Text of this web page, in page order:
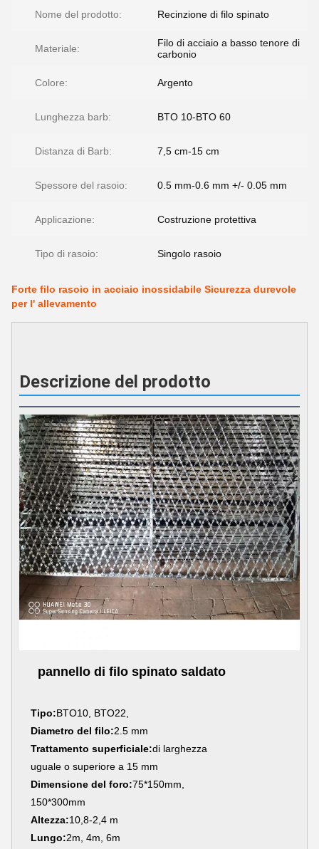
Nome del prodotto: Recinzione di filo spinato
Materiale:
Filo di acciaio a basso tenore di
carbonio
Colore: Argento
Lunghezza barb: BTO 10-BTO 60
Distanza di Barb: 7,5 cm-15 cm
Spessore del rasoio: 0.5 mm-0.6 mm +/- 0.05 mm
Applicazione: Costruzione protettiva
Tipo di rasoio: Singolo rasoio
Forte filo rasoio in acciaio inossidabile Sicurezza durevole
per l' allevamento
Descrizione del prodotto
pannello di filo spinato saldato
Tipo:BTO10, BTO22,
Diametro del filo:2.5 mm
Trattamento superficiale:di larghezza
uguale o superiore a 15 mm
Dimensione del foro:75*150mm,
150*300mm
Altezza:10,8-2,4 m
Lungo:2m, 4m, 6m